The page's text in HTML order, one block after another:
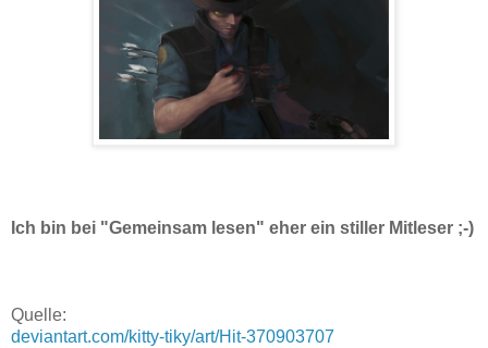
Ich bin bei "Gemeinsam lesen" eher ein stiller Mitleser ;-)
Quelle:
deviantart.com/kitty-tiky/art/Hit-370903707